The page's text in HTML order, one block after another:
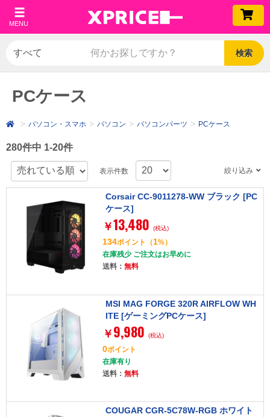
MENU
検索
PCケース
パソコン・スマホ パソコン パソコンパーツ PCケース
280件中 1-20件
表示件数 絞り込み
Corsair CC-9011278-WW ブラック [PC
ケース]
￥13,480 (税込)
134ポイント （1%）
在庫残少 ご注文はお早めに
送料： 無料
MSI MAG FORGE 320R AIRFLOW WH
ITE [ゲーミングPCケース]
￥ 9,980 (税込)
0ポイント
在庫有り
送料： 無料
COUGAR CGR-5C78W-RGB ホワイト